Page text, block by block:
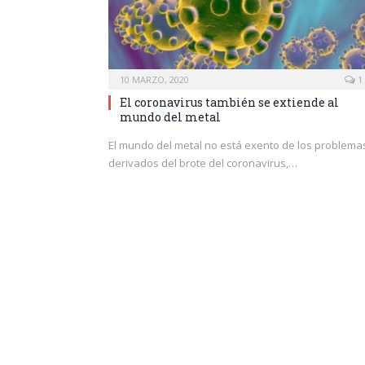
10 MARZO, 2020 1
El coronavirus también se extiende al
mundo del metal
El mundo del metal no está exento de los
derivados del brote del coronavirus,…